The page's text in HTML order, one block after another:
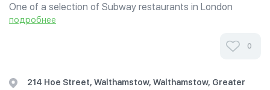
One of a selection of Subway restaurants in London
offering Halal meats. Offers toasted and cold submarine
подробнее
0
214 Hoe Street, Walthamstow, Walthamstow, Greater